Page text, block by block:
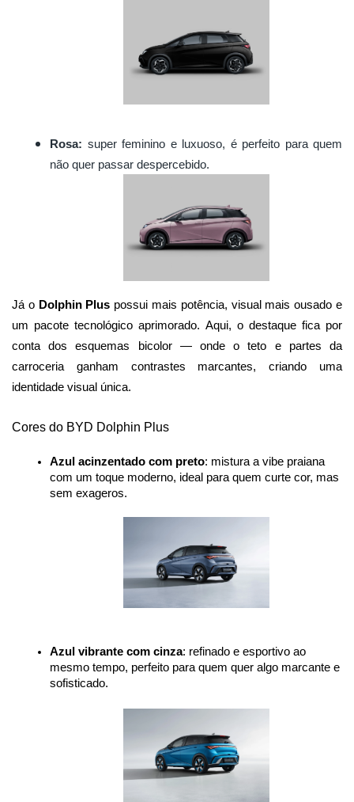
Rosa: super feminino e luxuoso, é perfeito para quem
não quer passar despercebido.
Já o Dolphin Plus possui mais potência, visual mais ousado e
um pacote tecnológico aprimorado. Aqui, o destaque fica por
conta dos esquemas bicolor — onde o teto e partes da
carroceria ganham contrastes marcantes, criando uma
identidade visual única.
Cores do BYD Dolphin Plus
Azul acinzentado com preto: mistura a vibe praiana
com um toque moderno, ideal para quem curte cor, mas
sem exageros.
Azul vibrante com cinza: refinado e esportivo ao
mesmo tempo, perfeito para quem quer algo marcante e
sofisticado.